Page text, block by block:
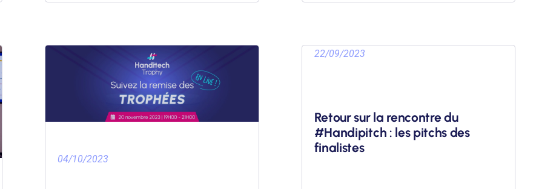
04/10/2023
22/09/2023
Retour sur la rencontre du
#Handipitch : les pitchs des
finalistes